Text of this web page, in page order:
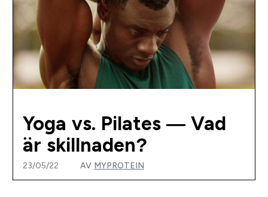
Yoga vs. Pilates — Vad
är skillnaden?
23/05/22 AV MYPROTEIN